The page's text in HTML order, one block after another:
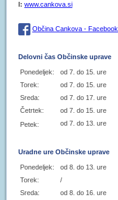
I: www.cankova.si
Občina Cankova - Facebook
Delovni čas Občinske uprave
Ponedeljek:
od 7. do 15. ure
Torek:
od 7. do 15. ure
Sreda:
od 7. do 17. ure
Četrtek:
od 7. do 15. ure
Petek:
od 7. do 13. ure
Uradne ure Občinske uprave
Ponedeljek:
od 8. do 13. ure
Torek:
/
Sreda:
od 8. do 16. ure